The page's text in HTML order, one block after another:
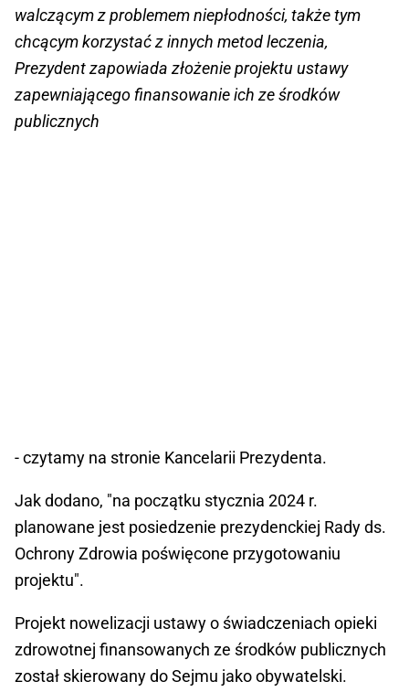
walczącym z problemem niepłodności, także tym
chcącym korzystać z innych metod leczenia,
Prezydent zapowiada złożenie projektu ustawy
zapewniającego finansowanie ich ze środków
publicznych
- czytamy na stronie Kancelarii Prezydenta.
Jak dodano, "na początku stycznia 2024 r.
planowane jest posiedzenie prezydenckiej Rady ds.
Ochrony Zdrowia poświęcone przygotowaniu
projektu".
Projekt nowelizacji ustawy o świadczeniach opieki
zdrowotnej finansowanych ze środków publicznych
został skierowany do Sejmu jako obywatelski.